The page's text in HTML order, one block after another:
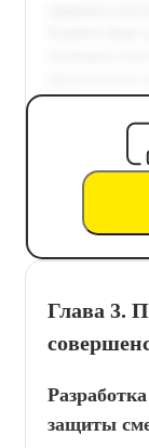
Глава 3.
защиты